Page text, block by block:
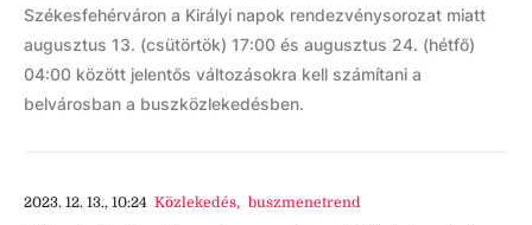
Székesfehérváron a Királyi napok rendezvénysorozat miatt
augusztus 13. (csütörtök) 17:00 és augusztus 24. (hétfő)
04:00 között jelentős változásokra kell számítani a
belvárosban a buszközlekedésben.
2023. 12. 13., 10:24 Közlekedés, buszmenetrend